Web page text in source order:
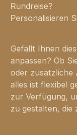
Rundreise?
Personalisieren
Gefällt Ihnen
anpassen? Ob
oder zusätzliche
alles ist flexibel
zur Verfügung,
zu gestalten, die